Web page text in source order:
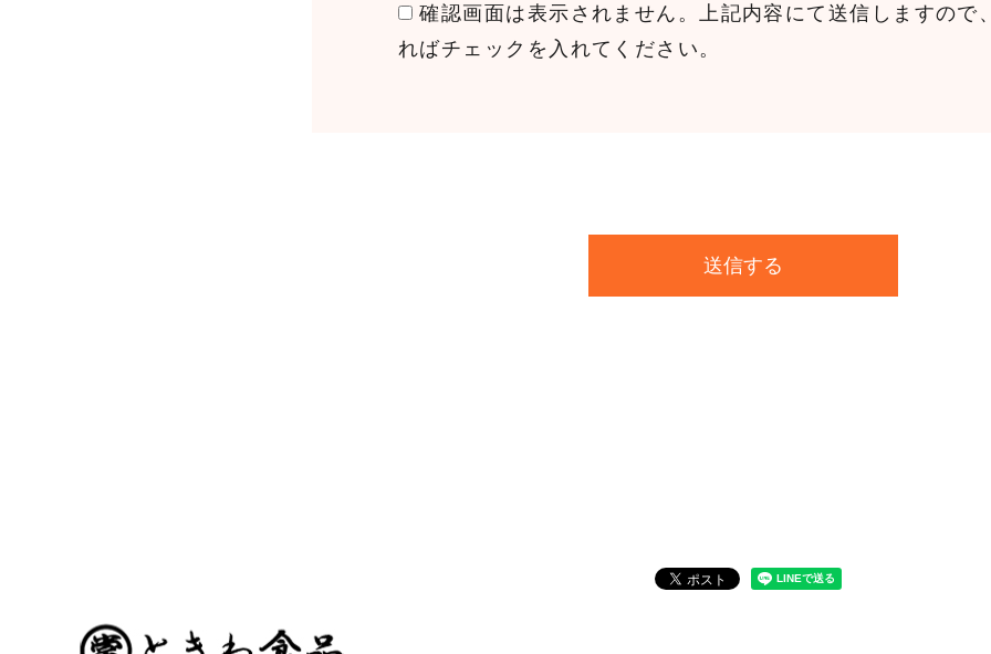
確認画面は表示されません。上記内容にて送信しますので
ればチェックを入れてください。